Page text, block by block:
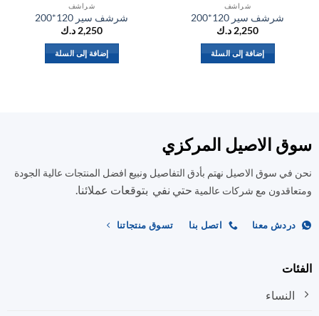
شراشف
شرشف سير 120*200
2,250د.ك
إضافة إلى السلة
شراشف
شرشف سير 120*200
2,250د.ك
إضافة إلى السلة
الاصيل المركزي
سوق الاصيل نهتم بأدق التفاصيل ونبيع افضل المنتجات عالية الجودة
مع شركات عالميةحتي نفي بتوقعات عملائنا.
دردش معنا اتصل بنا تسوق منتجاتنا
النساء